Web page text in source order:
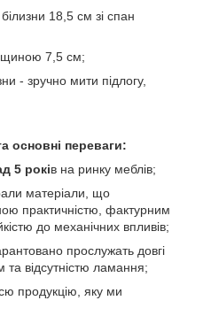
18,5 см зі спан
7,5 см;
- зручно мити підлогу,
основні переваги:
5 років на ринку меблів;
матеріали, що
практичністю, фактурним
до механічних впливів;
прослужать довгі
та відсутністю ламання;
продукцію, яку ми